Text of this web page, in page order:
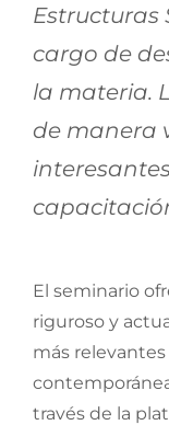
Estructuras
cargo de
la materia.
de manera
El seminario
riguroso y
más
través de la